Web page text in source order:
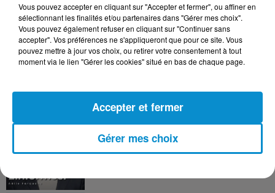
23 juillet 2026
Les Zinformés - 23/07/26
Vous pouvez accepter en cliquant sur "Accepter et fermer", ou affiner en
sélectionnant les finalités et/ou partenaires dans "Gérer mes choix".
Vous pouvez également refuser en cliquant sur "Continuer sans
accepter". Vos préférences ne s'appliqueront que pour ce site. Vous
pouvez mettre à jour vos choix, ou retirer votre consentement à tout
moment via le lien "Gérer les cookies" situé en bas de chaque page.
Gérer mes choix
Accepter et fermer